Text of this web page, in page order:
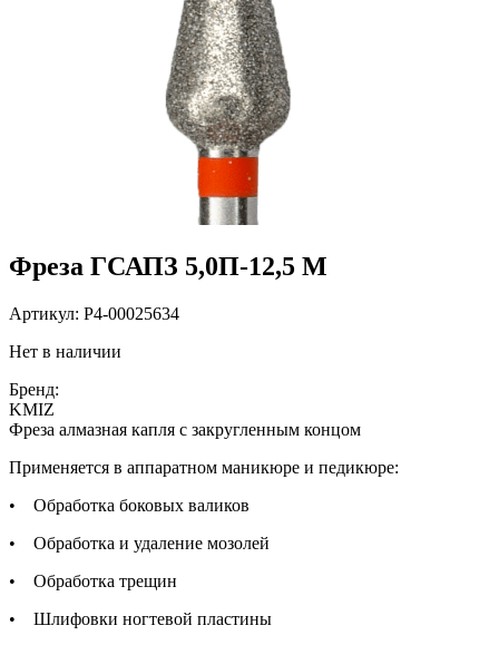
Фреза ГСАПЗ 5,0П-12,5 М
Артикул: P4-00025634
Нет в наличии
Бренд:
KMIZ
Фреза алмазная капля с закругленным концом
Применяется в аппаратном маникюре и педикюре:
• Обработка боковых валиков
• Обработка и удаление мозолей
• Обработка трещин
• Шлифовки ногтевой пластины